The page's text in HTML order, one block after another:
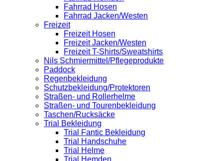
Fahrrad Hosen
Fahrrad Jacken/Westen
Freizeit
Freizeit Hosen
Freizeit Jacken/Westen
Freizeit T-Shirts/Sweatshirts
Nils Schmiermittel/Pflegeprodukte
Paddock
Regenbekleidung
Schutzbekleidung/Protektoren
Straßen- und Rollerhelme
Straßen- und Tourenbekleidung
Taschen/Rucksäcke
Trial Bekleidung
Trial Fantic Bekleidung
Trial Handschuhe
Trial Helme
Trial Hemden